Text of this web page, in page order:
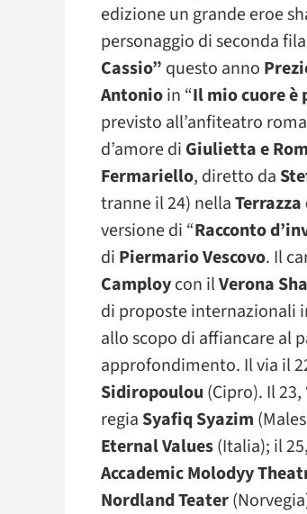
edizione un grande eroe
personaggio di seconda
Cassio” questo anno
Antonioin “Il mio cuore è
previsto all’anfiteatro
d’amore di Giulietta e
Fermariello, diretto da
tranne il 24) nella
versione di “Racconto
di Piermario Vescovo. Il
Camploycon ilVerona
di proposte internazionali
allo scopo di affiancare al
approfondimento. Il via il
Sidiropoulou (Cipro). Il 23,
regia Syafiq Syazim
Eternal Values(Italia); il
Accademic Molodyy
Nordland Teater